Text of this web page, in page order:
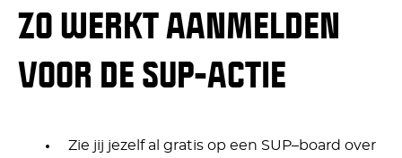
ZO WERKT AANMELDEN
VOOR DE SUP-ACTIE
Zie jij jezelf al gratis op een SUP–board over